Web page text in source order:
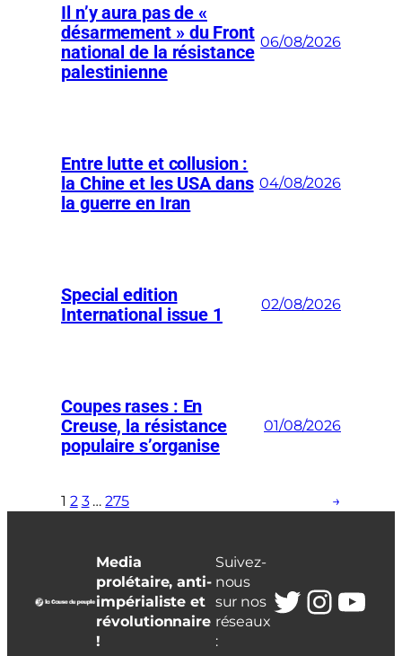
Il n’y aura pas de «
désarmement » du Front
national de la résistance
palestinienne
06/08/2026
Entre lutte et collusion :
la Chine et les USA dans
la guerre en Iran
04/08/2026
Special edition
International issue 1
02/08/2026
Coupes rases : En
Creuse, la résistance
populaire s’organise
01/08/2026
1 2 3 … 275 →
Media
prolétaire, anti-
impérialiste et
révolutionnaire
!
Suivez-
nous
sur nos
réseaux
:
Twitter